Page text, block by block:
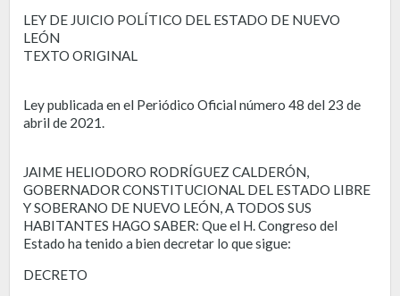
LEY DE JUICIO POLÍTICO DEL ESTADO DE NUEVO
LEÓN
TEXTO ORIGINAL
Ley publicada en el Periódico Oficial número 48 del 23 de
abril de 2021.
JAIME HELIODORO RODRÍGUEZ CALDERÓN,
GOBERNADOR CONSTITUCIONAL DEL ESTADO LIBRE
Y SOBERANO DE NUEVO LEÓN, A TODOS SUS
HABITANTES HAGO SABER: Que el H. Congreso del
Estado ha tenido a bien decretar lo que sigue:
DECRETO